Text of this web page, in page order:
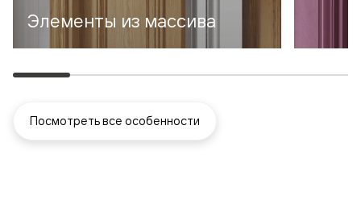
Элементы из массива
Посмотреть все особенности